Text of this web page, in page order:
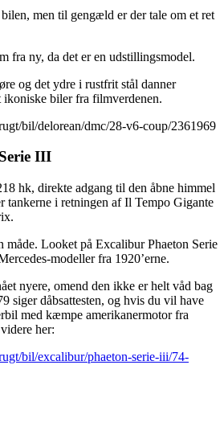
men til gengæld er der tale om et ret
fra ny, da det er en udstillingsmodel.
og det ydre i rustfrit stål danner
ikoniske biler fra filmverdenen.
bil/delorean/dmc/28-v6-coup/2361969
III
hk, direkte adgang til den åbne himmel
tankerne i retningen af Il Tempo Gigante
måde. Looket på Excalibur Phaeton Serie
modeller fra 1920’erne.
nyere, omend den ikke er helt våd bag
siger dåbsattesten, og hvis du vil have
med kæmpe amerikanermotor fra
her:
bil/excalibur/phaeton-serie-iii/74-